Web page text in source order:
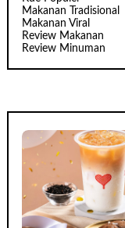
Makanan Tradisional
Makanan Viral
Review Makanan
Review Minuman